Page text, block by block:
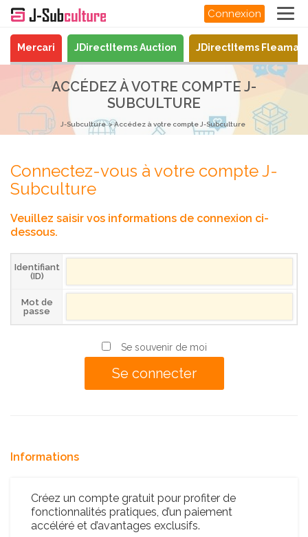
Connexion
Mercari JDirectItems Auction JDirectItems
ACCÉDEZ À VOTRE COMPTE J-
SUBCULTURE
J-Subculture Accédez à votre compte J-Subculture
Connectez-vous à votre compte J-
Subculture
Veuillez saisir vos informations de connexion ci-
dessous.
Identifiant
(ID)
Mot de
passe
Se souvenir de moi
Informations
Créez un compte gratuit pour profiter de
fonctionnalités pratiques, d’un paiement
accéléré et d’avantages exclusifs.